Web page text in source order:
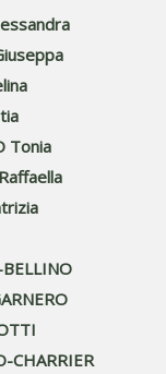
Tonia
CHARRIER